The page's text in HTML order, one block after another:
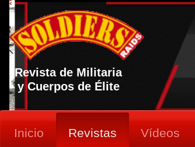
Revista de Militaria
y Cuerpos de Élite
Inicio Revistas Vídeos